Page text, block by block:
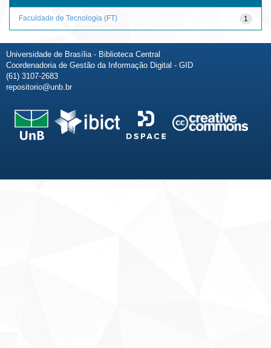
1
Faculdade de Tecnologia (FT)
Universidade de Brasília - Biblioteca Central
Coordenadoria de Gestão da Informação Digital - GID
(61) 3107-2683
repositorio@unb.br